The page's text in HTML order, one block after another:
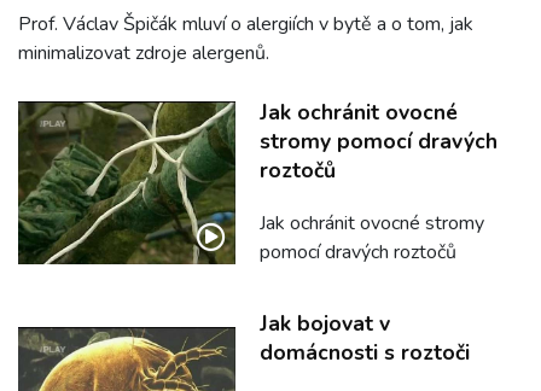
Prof. Václav Špičák mluví o alergiích v bytě a o tom, jak
minimalizovat zdroje alergenů.
Jak ochránit ovocné
stromy pomocí dravých
roztočů
Jak ochránit ovocné stromy
pomocí dravých roztočů
Jak bojovat v
domácnosti s roztoči